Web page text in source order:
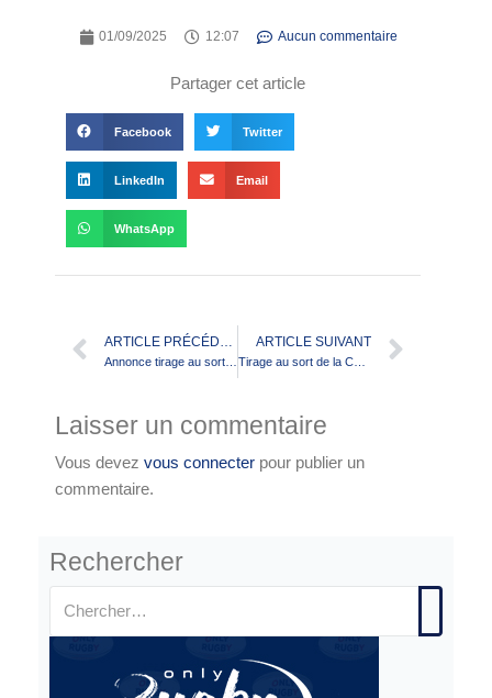
01/09/2025 12:07 Aucun commentaire
Partager cet article
Facebook Twitter
LinkedIn Email
WhatsApp
ARTICLE PRÉCÉDENT ARTICLE SUIVANT
Laisser un commentaire
Vous devez vous connecter pour publier un
commentaire.
Rechercher